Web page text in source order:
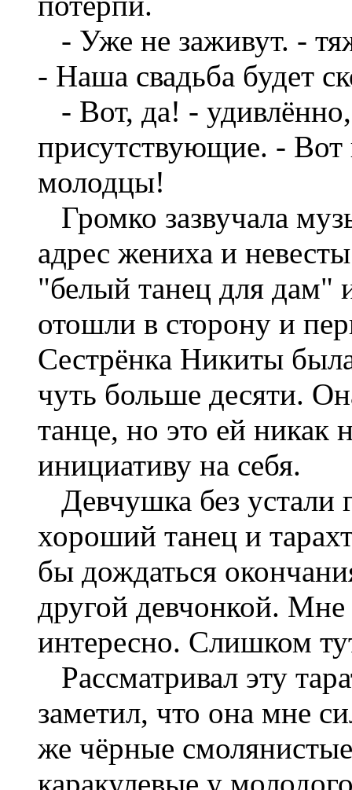
- Уже не заживут. -
- Наша свадьба будет
- Вот, да! -
присутствующие. -
молодцы!
Громко зазвучала
адрес жениха и
"белый танец для дам"
отошли в сторону и
Сестрёнка Никиты
чуть больше десяти.
танце, но это ей никак
инициативу на себя.
Девчушка без устали
хороший танец и
бы дождаться
другой девчонкой.
интересно. Слишком
Рассматривал эту
заметил, что она мне
же чёрные